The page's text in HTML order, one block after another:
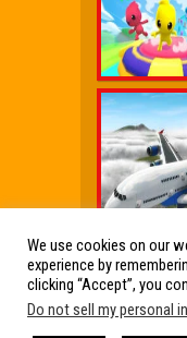
Wx Cheat
Friv
We use cookies on our
experience by
clicking “Accept”, you
Do not sell my personal